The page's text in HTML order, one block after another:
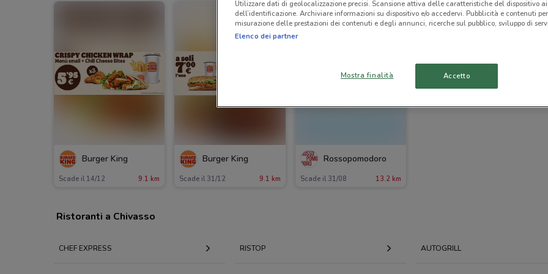
Burger King
Scade il 14/12 9.1 km
Burger King
Scade il 31/12 9.1 km
Rossopomodoro
Scade il 31/08 13.2 km
Ristoranti a Chivasso
CHEF EXPRESS RISTOP AUTOGRILL
Utilizzare dati di geolocalizzazione precisi. Scansione attiva delle caratteristiche del dispositivo
dell’identificazione. Archiviare informazioni su dispositivo e/o accedervi. Pubblicità e contenuti
misurazione delle prestazioni dei contenuti e degli annunci, ricerche sul pubblico, sviluppo di
Elenco dei partner
Mostra finalità Accetto